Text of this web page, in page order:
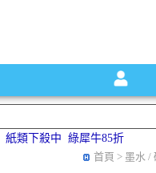
紙類下殺中
綠犀牛85折
首頁 > 墨水 /